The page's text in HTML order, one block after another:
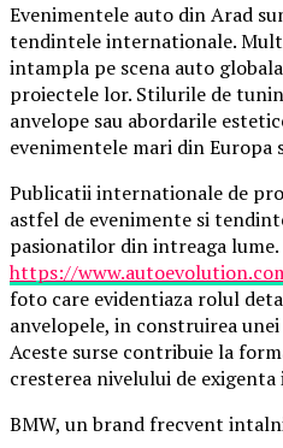
Evenimentele auto din Arad
tendintele internationale.
intampla pe scena auto
proiectele lor. Stilurile de
anvelope sau abordarile
evenimentele mari din Europa
Publicatii internationale de
astfel de evenimente si
pasionatilor din intreaga
https://
foto care evidentiaza rolul
anvelopele, in construirea
Aceste surse contribuie la
cresterea nivelului de
BMW, un brand frecvent